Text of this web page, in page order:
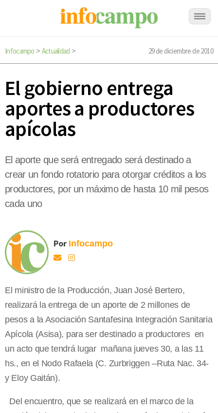
Infocampo > Actualidad > 29 de diciembre de 2010
El gobierno entrega
aportes a productores
apícolas
El aporte que será entregado será destinado a
crear un fondo rotatorio para otorgar créditos a los
productores, por un máximo de hasta 10 mil pesos
cada uno
Por Infocampo
El ministro de la Producción, Juan José Bertero,
realizará la entrega de un aporte de 2 millones de
pesos a la Asociación Santafesina Integración Sanitaria
Apícola (Asisa), para ser destinado a productores en
un acto que tendrá lugar mañana jueves 30, a las 11
hs., en el Nodo Rafaela (C. Zurbriggen –Ruta Nac. 34-
y Eloy Gaitán).
Del encuentro, que se realizará en el marco de la